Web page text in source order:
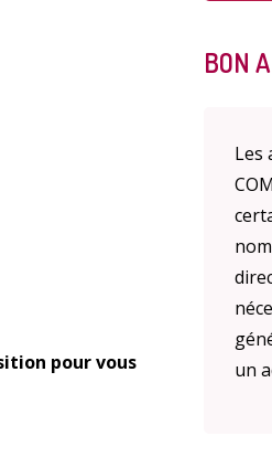
pour vous
BON
Les
un